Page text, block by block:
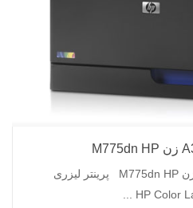
قیمت پرینتر لیزری رنگی A3 زن M775dn HP پرینتر لیزری